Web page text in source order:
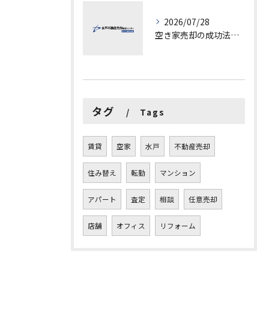
2026/07/28
空き家売却の成功法と注意点
タグ Tags
賃貸 空家 水戸 不動産売却
住み替え 転勤 マンション
アパート 査定 相談 任意売却
店舗 オフィス リフォーム